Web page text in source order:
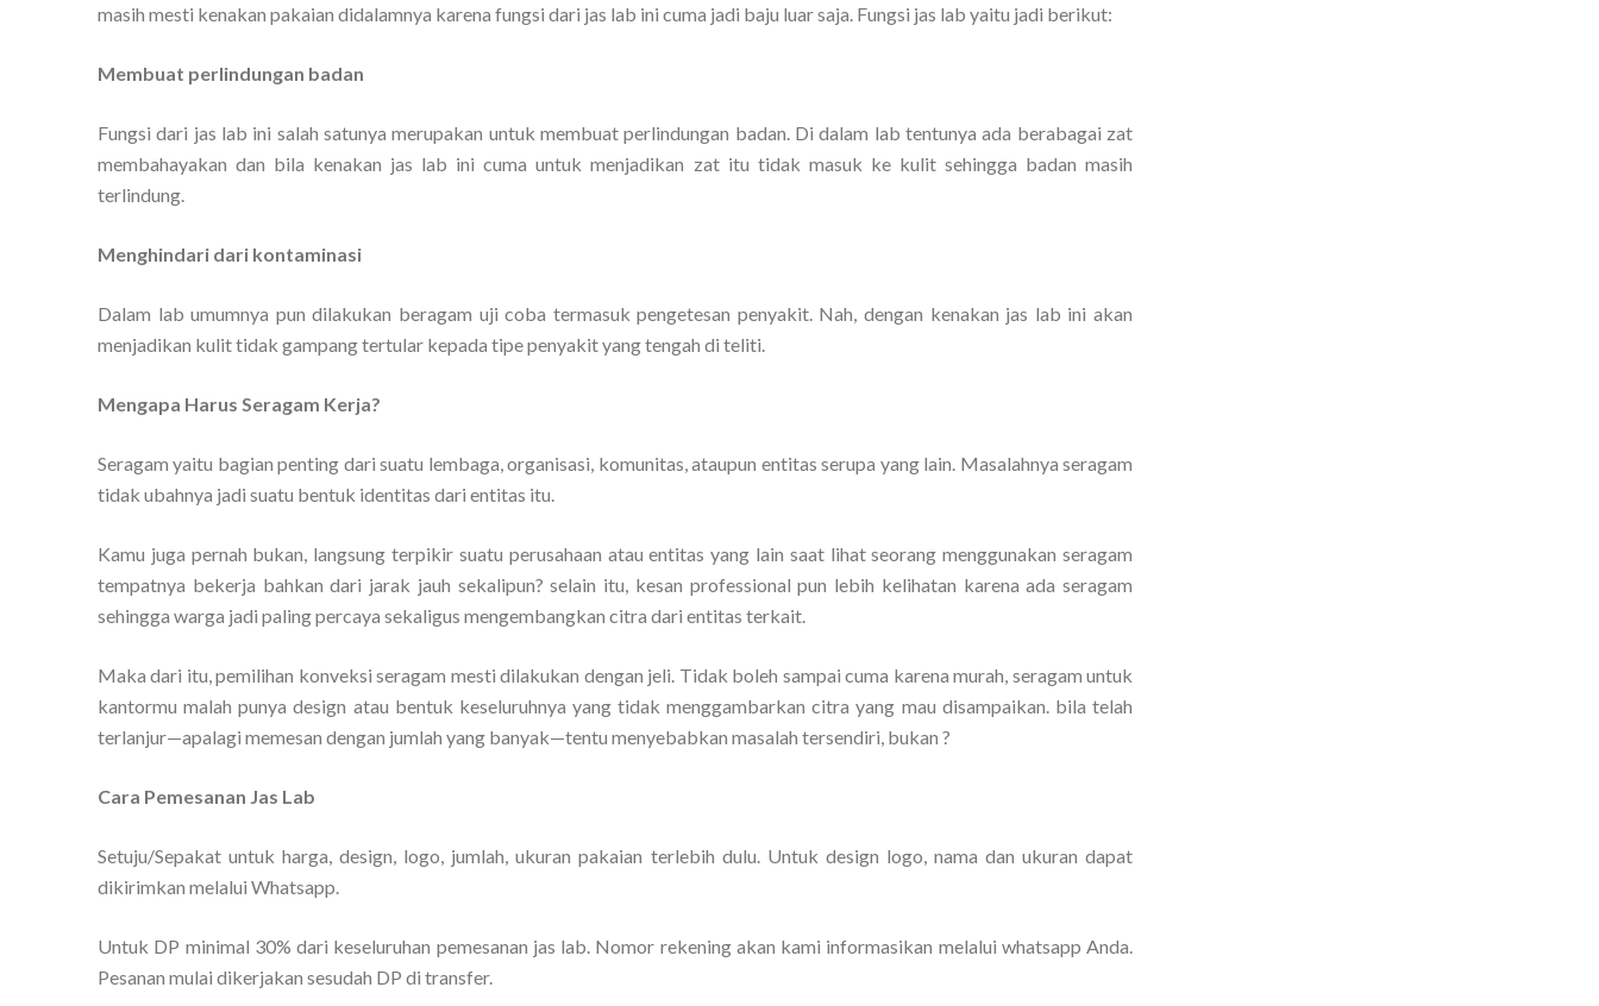
masih mesti kenakan pakaian didalamnya karena fungsi dari jas lab ini cuma jadi baju luar saja. Fungsi jas lab yaitu jadi berikut:
Membuat perlindungan badan
Fungsi dari jas lab ini salah satunya merupakan untuk membuat perlindungan badan. Di dalam lab tentunya ada berabagai zat
membahayakan dan bila kenakan jas lab ini cuma untuk menjadikan zat itu tidak masuk ke kulit sehingga badan masih
terlindung.
Menghindari dari kontaminasi
Dalam lab umumnya pun dilakukan beragam uji coba termasuk pengetesan penyakit. Nah, dengan kenakan jas lab ini akan
menjadikan kulit tidak gampang tertular kepada tipe penyakit yang tengah di teliti.
Mengapa Harus Seragam Kerja?
Seragam yaitu bagian penting dari suatu lembaga, organisasi, komunitas, ataupun entitas serupa yang lain. Masalahnya seragam
tidak ubahnya jadi suatu bentuk identitas dari entitas itu.
Kamu juga pernah bukan, langsung terpikir suatu perusahaan atau entitas yang lain saat lihat seorang menggunakan seragam
tempatnya bekerja bahkan dari jarak jauh sekalipun? selain itu, kesan professional pun lebih kelihatan karena ada seragam
sehingga warga jadi paling percaya sekaligus mengembangkan citra dari entitas terkait.
Maka dari itu, pemilihan konveksi seragam mesti dilakukan dengan jeli. Tidak boleh sampai cuma karena murah, seragam untuk
kantormu malah punya design atau bentuk keseluruhnya yang tidak menggambarkan citra yang mau disampaikan. bila telah
terlanjur—apalagi memesan dengan jumlah yang banyak—tentu menyebabkan masalah tersendiri, bukan ?
Cara Pemesanan Jas Lab
Setuju/Sepakat untuk harga, design, logo, jumlah, ukuran pakaian terlebih dulu. Untuk design logo, nama dan ukuran dapat
dikirimkan melalui Whatsapp.
Untuk DP minimal 30% dari keseluruhan pemesanan jas lab. Nomor rekening akan kami informasikan melalui whatsapp Anda.
Pesanan mulai dikerjakan sesudah DP di transfer.